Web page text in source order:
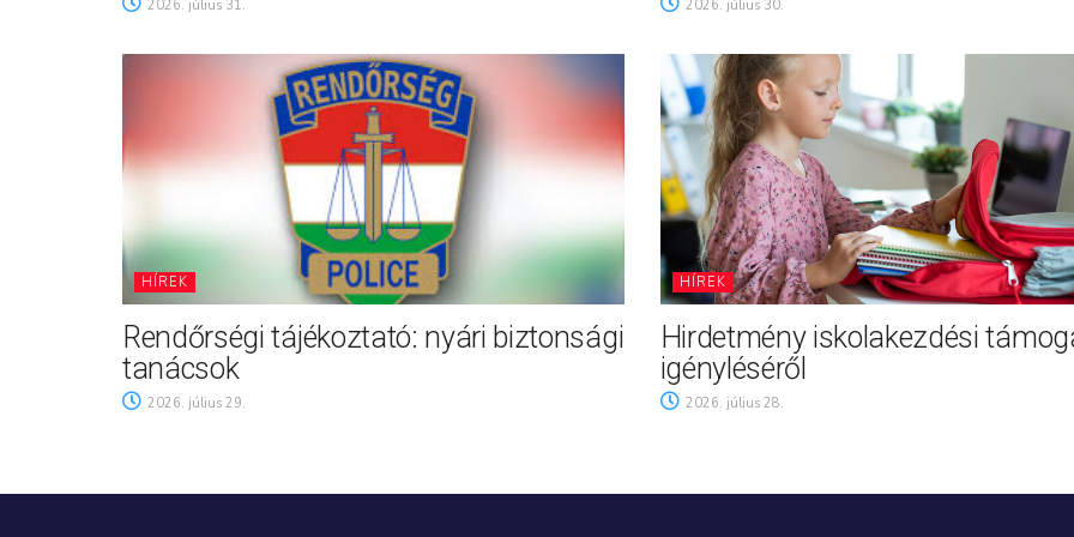
2026. július 31. 2026. július 30.
HÍREK
Rendőrségi tájékoztató: nyári biztonsági
tanácsok
2026. július 29.
HÍREK
Hirdetmény iskolakezdési
igényléséről
2026. július 28.